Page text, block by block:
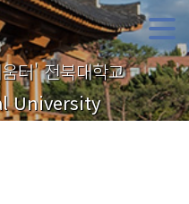
터' 전북대학교
University